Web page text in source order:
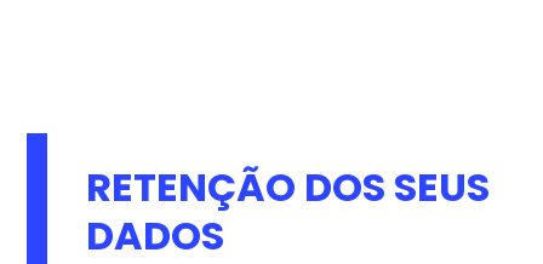
RETENÇÃO DOS SEUS
DADOS